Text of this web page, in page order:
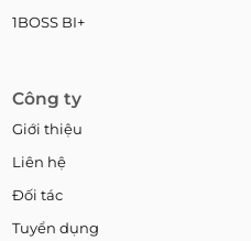
1BOSS BI+
Công ty
Giới thiệu
Liên hệ
Đối tác
Tuyển dụng